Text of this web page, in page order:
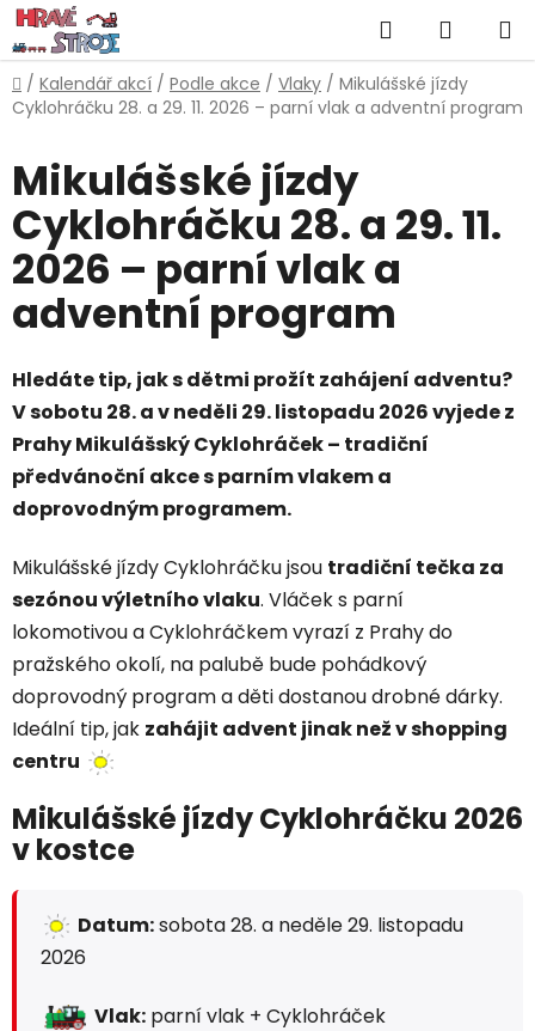
Přejít
na
obsah
Hledat
KOŠÍK
Domů
/ Kalendář akcí / Podle akce / Vlaky / Mikulášské jízdy
Cyklohráčku 28. a 29. 11. 2026 – parní vlak a adventní program
Mikulášské jízdy
Cyklohráčku 28. a 29. 11.
2026 – parní vlak a
adventní program
Hledáte tip, jak s dětmi prožít zahájení adventu?
V sobotu 28. a v neděli 29. listopadu 2026 vyjede z
Prahy Mikulášský Cyklohráček – tradiční
předvánoční akce s parním vlakem a
doprovodným programem.
Mikulášské jízdy Cyklohráčku jsou tradiční tečka za
sezónou výletního vlaku. Vláček s parní
lokomotivou a Cyklohráčkem vyrazí z Prahy do
pražského okolí, na palubě bude pohádkový
doprovodný program a děti dostanou drobné dárky.
Ideální tip, jak zahájit advent jinak než v shopping
centru
Mikulášské jízdy Cyklohráčku 2026
v kostce
Datum:sobota 28. a neděle 29. listopadu
2026
Vlak: parní vlak + Cyklohráček